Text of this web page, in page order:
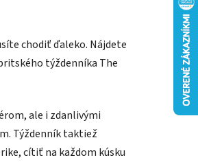
chodiť ďaleko. Nájdete
týždenníka The
ale i zdanlivými
Týždenník taktiež
cítiť na každom kúsku